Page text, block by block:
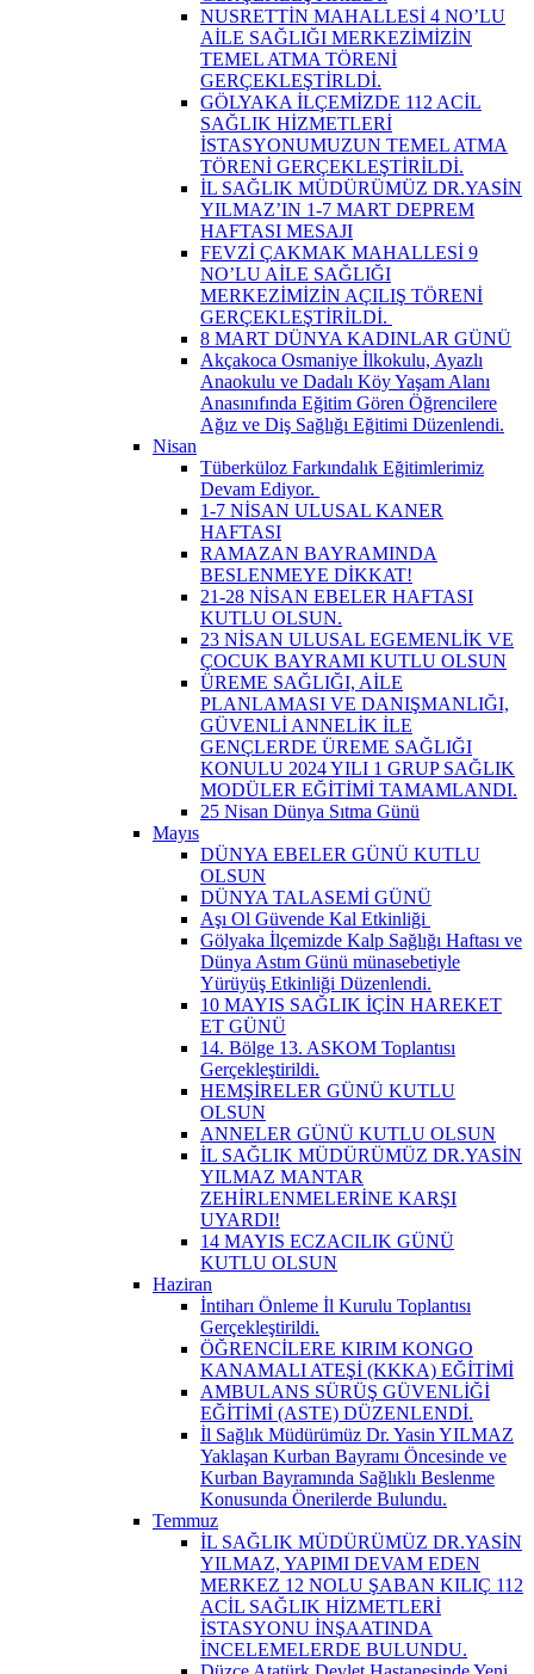
NUSRETTİN MAHALLESİ 4 NO’LU
AİLE SAĞLIĞI MERKEZİMİZİN
TEMEL ATMA TÖRENİ
GERÇEKLEŞTİRLDİ.
GÖLYAKA İLÇEMİZDE 112 ACİL
SAĞLIK HİZMETLERİ
İSTASYONUMUZUN TEMEL ATMA
TÖRENİ GERÇEKLEŞTİRİLDİ.
İL SAĞLIK MÜDÜRÜMÜZ DR.YASİN
YILMAZ’IN 1-7 MART DEPREM
HAFTASI MESAJI
FEVZİ ÇAKMAK MAHALLESİ 9
NO’LU AİLE SAĞLIĞI
MERKEZİMİZİN AÇILIŞ TÖRENİ
GERÇEKLEŞTİRİLDİ. ​
8 MART DÜNYA KADINLAR GÜNÜ
Akçakoca Osmaniye İlkokulu, Ayazlı
Anaokulu ve Dadalı Köy Yaşam Alanı
Anasınıfında Eğitim Gören Öğrencilere
Ağız ve Diş Sağlığı Eğitimi Düzenlendi.
Nisan
Tüberküloz Farkındalık Eğitimlerimiz
Devam Ediyor. ​
1-7 NİSAN ULUSAL KANER
HAFTASI
RAMAZAN BAYRAMINDA
BESLENMEYE DİKKAT!
21-28 NİSAN EBELER HAFTASI
KUTLU OLSUN.
23 NİSAN ULUSAL EGEMENLİK VE
ÇOCUK BAYRAMI KUTLU OLSUN
ÜREME SAĞLIĞI, AİLE
PLANLAMASI VE DANIŞMANLIĞI,
GÜVENLİ ANNELİK İLE
GENÇLERDE ÜREME SAĞLIĞI
KONULU 2024 YILI 1 GRUP SAĞLIK
MODÜLER EĞİTİMİ TAMAMLANDI.
25 Nisan Dünya Sıtma Günü
Mayıs
DÜNYA EBELER GÜNÜ KUTLU
OLSUN
DÜNYA TALASEMİ GÜNÜ
Aşı Ol Güvende Kal Etkinliği ​
Gölyaka İlçemizde Kalp Sağlığı Haftası ve
Dünya Astım Günü münasebetiyle
Yürüyüş Etkinliği Düzenlendi.
10 MAYIS SAĞLIK İÇİN HAREKET
ET GÜNÜ
14. Bölge 13. ASKOM Toplantısı
Gerçekleştirildi.
HEMŞİRELER GÜNÜ KUTLU
OLSUN
ANNELER GÜNÜ KUTLU OLSUN
İL SAĞLIK MÜDÜRÜMÜZ DR.YASİN
YILMAZ MANTAR
ZEHİRLENMELERİNE KARŞI
UYARDI!
14 MAYIS ECZACILIK GÜNÜ
KUTLU OLSUN
Haziran
İntiharı Önleme İl Kurulu Toplantısı
Gerçekleştirildi.
ÖĞRENCİLERE KIRIM KONGO
KANAMALI ATEŞİ (KKKA) EĞİTİMİ
AMBULANS SÜRÜŞ GÜVENLİĞİ
EĞİTİMİ (ASTE) DÜZENLENDİ.
İl Sağlık Müdürümüz Dr. Yasin YILMAZ
Yaklaşan Kurban Bayramı Öncesinde ve
Kurban Bayramında Sağlıklı Beslenme
Konusunda Önerilerde Bulundu.
Temmuz
İL SAĞLIK MÜDÜRÜMÜZ DR.YASİN
YILMAZ, YAPIMI DEVAM EDEN
MERKEZ 12 NOLU ŞABAN KILIÇ 112
ACİL SAĞLIK HİZMETLERİ
İSTASYONU İNŞAATINDA
İNCELEMELERDE BULUNDU.